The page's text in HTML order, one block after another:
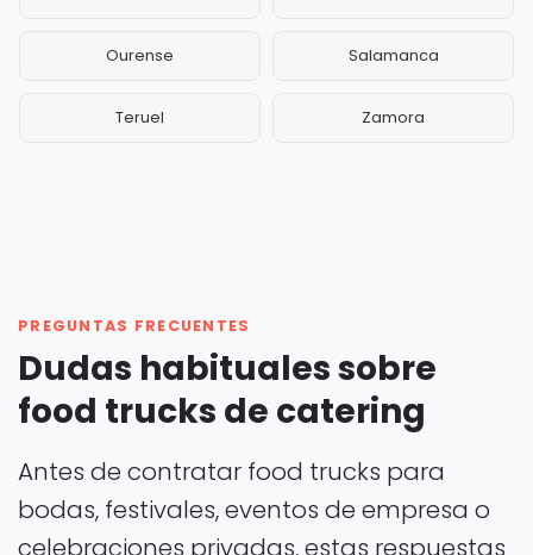
Ourense Salamanca
Teruel Zamora
PREGUNTAS FRECUENTES
Dudas habituales sobre
food trucks de catering
Antes de contratar food trucks para
bodas, festivales, eventos de empresa o
celebraciones privadas, estas respuestas